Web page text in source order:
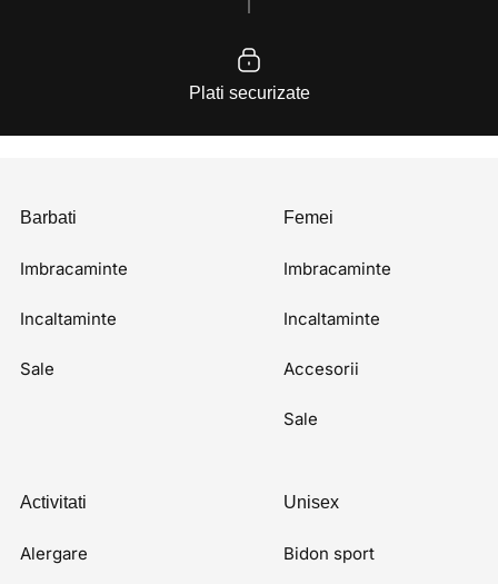
Plati securizate
Barbati
Imbracaminte
Incaltaminte
Sale
Femei
Imbracaminte
Incaltaminte
Accesorii
Sale
Activitati
Alergare
Unisex
Bidon sport